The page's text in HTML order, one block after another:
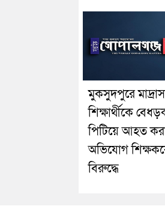
মুকসুদপুরে
শিক্ষার্থীকে
পিটিয়ে আহত
অভিযোগ
বিরুদ্ধে